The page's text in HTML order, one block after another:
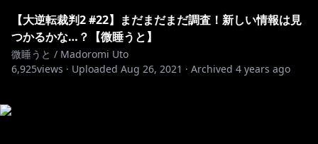
【大逆転裁判2 #22】まだまだまだ調査！新しい情報は見
つかるかな…？【微睡うと】
微睡うと / Madoromi Uto
6,925views · Uploaded Aug 26, 2021 · Archived 4 years ago